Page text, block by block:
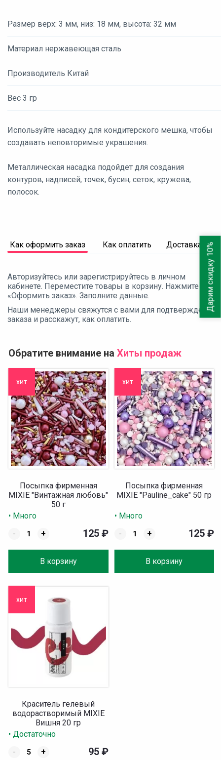
Размер верх: 3 мм, низ: 18 мм, высота: 32 мм
Материал нержавеющая сталь
Производитель Китай
Вес 3 гр
Используйте насадку для кондитерского мешка, чтобы
создавать неповторимые украшения.
Металлическая насадка подойдет для создания
контуров, надписей, точек, бусин, сеток, кружева,
полосок.
Как оформить заказ Как оплатить Доставка
Авторизуйтесь или зарегистрируйтесь в личном
кабинете. Переместите товары в корзину. Нажмите
«Оформить заказ». Заполните данные.
Наши менеджеры свяжутся с вами для подтверждения
заказа и расскажут, как оплатить.
Обратите внимание на Хиты продаж
хит
Посыпка фирменная
MIXIE "Винтажная любовь"
50 г
• Много
-
+
В корзину
125 ₽
хит
Посыпка фирменная
MIXIE "Pauline_cake" 50 гр
• Много
-
+
В корзину
125 ₽
хит
Краситель гелевый
водорастворимый MIXIE
Вишня 20 гр
• Достаточно
-
+ 95 ₽
Дарим скидку 10%